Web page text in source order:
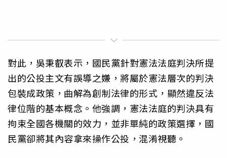
對此，吳秉叡表示，國民黨針對憲法法庭判決所提
出的公投主文有誤導之嫌，將屬於憲法層次的判決
包裝成政策，曲解為創制法律的形式，顯然違反法
律位階的基本概念。他強調，憲法法庭的判決具有
拘束全國各機關的效力，並非單純的政策選擇，國
民黨卻將其內容拿來操作公投，混淆視聽。